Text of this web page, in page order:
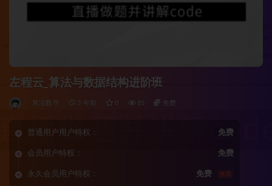
左程云_算法与数据结构进阶班
算法数学 3 年前 0 85 免费
普通用户用户特权： 免费
会员用户特权： 免费
永久会员用户特权： 免费 推荐